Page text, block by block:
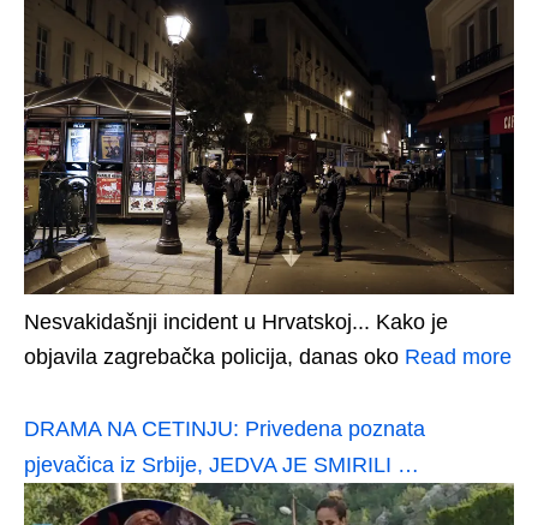
Nesvakidašnji incident u Hrvatskoj... Kako je
objavila zagrebačka policija, danas oko Read more
DRAMA NA CETINJU: Privedena poznata
pjevačica iz Srbije, JEDVA JE SMIRILI …